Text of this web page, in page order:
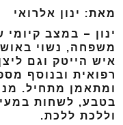
מאת: ינון אלרואי
ינון – במצב
משפחה, נשוי
איש הייטק וגם
רפואית ובנוסף
ומתאמן מתחיל.
בטבע, לשחות
וללכת ללכת.